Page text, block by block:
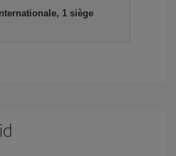
1 siège